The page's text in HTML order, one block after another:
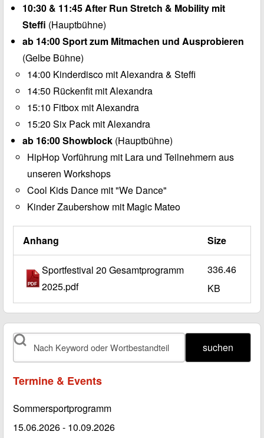
10:30 & 11:45 After Run Stretch & Mobility mit
Steffi (Hauptbühne)
ab 14:00 Sport zum Mitmachen und Ausprobieren
(Gelbe Bühne)
14:00 Kinderdisco mit Alexandra & Steffi
14:50 Rückenfit mit Alexandra
15:10 Fitbox mit Alexandra
15:20 Six Pack mit Alexandra
ab 16:00 Showblock (Hauptbühne)
HipHop Vorführung mit Lara und Teilnehmern aus
unseren Workshops
Cool Kids Dance mit "We Dance"
Kinder Zaubershow mit Magic Mateo
Anhang Size
Sportfestival 20 Gesamtprogramm
2025.pdf
336.46
KB
suchen
Termine & Events
Sommersportprogramm
15.06.2026- 10.09.2026